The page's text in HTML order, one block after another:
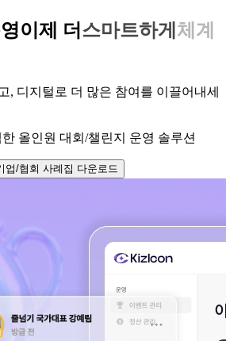
이제 더 효율적으로
, 디지털로 더 많은 참여를 이끌어내세
올인원 대회/챌린지 운영 솔루션
업/협회 사례집 다운로드